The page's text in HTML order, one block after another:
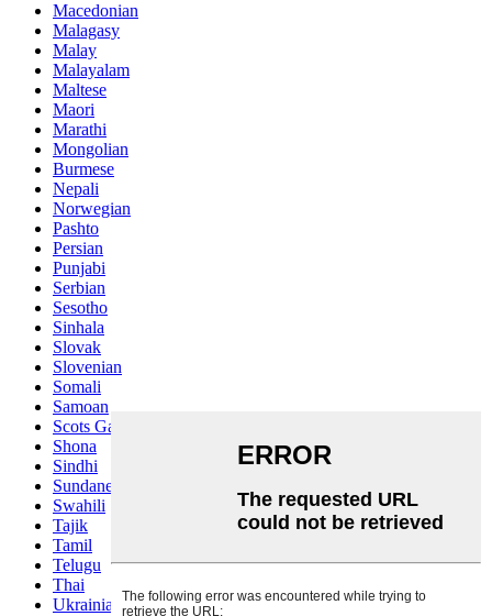
Macedonian
Malagasy
Malay
Malayalam
Maltese
Maori
Marathi
Mongolian
Burmese
Nepali
Norwegian
Pashto
Persian
Punjabi
Serbian
Sesotho
Sinhala
Slovak
Slovenian
Somali
Samoan
Scots Gaelic
Shona
Sindhi
Sundanese
Swahili
Tajik
Tamil
Telugu
Thai
Ukrainian